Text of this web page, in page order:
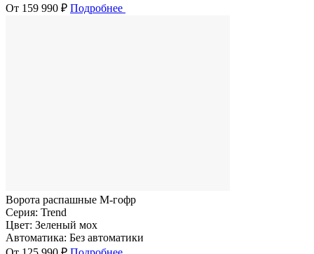
От 159 990 ₽ Подробнее
Ворота распашные M-гофр
Серия: Trend
Цвет: Зеленый мох
Автоматика: Без автоматики